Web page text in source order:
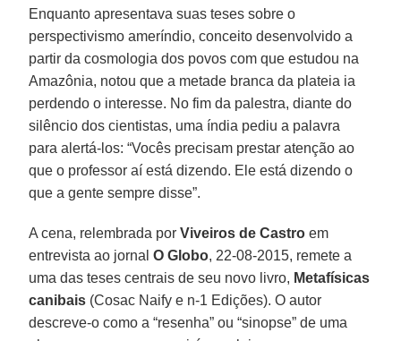
Enquanto apresentava suas teses sobre o
perspectivismo ameríndio, conceito desenvolvido a
partir da cosmologia dos povos com que estudou na
Amazônia, notou que a metade branca da plateia ia
perdendo o interesse. No fim da palestra, diante do
silêncio dos cientistas, uma índia pediu a palavra
para alertá-los: “Vocês precisam prestar atenção ao
que o professor aí está dizendo. Ele está dizendo o
que a gente sempre disse”.
A cena, relembrada porViveiros de Castro em
entrevista ao jornalO Globo, 22-08-2015, remete a
uma das teses centrais de seu novo livro, Metafísicas
canibais (Cosac Naify e n-1 Edições). O autor
descreve-o como a “resenha” ou “sinopse” de uma